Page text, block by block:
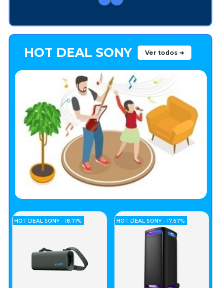
HOT DEAL SONY Ver todos ➜
HOT DEAL SONY - 18.71% HOT DEAL SONY - 17.67%